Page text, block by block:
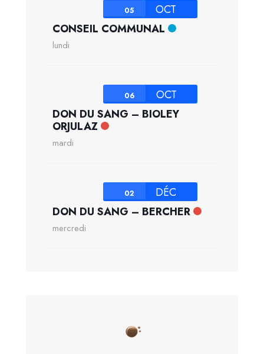
05
OCT
CONSEIL COMMUNAL
lundi
06
OCT
DON DU SANG – BIOLEY
ORJULAZ
mardi
02
DÉC
DON DU SANG – BERCHER
mercredi